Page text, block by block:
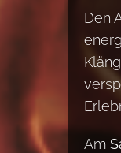
Den
Am